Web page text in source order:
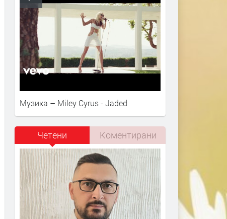
Музика – Miley Cyrus - Jaded
Четени Коментирани